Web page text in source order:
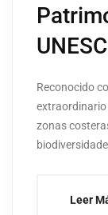
Reconocido
extraordinario
zonas
Leer